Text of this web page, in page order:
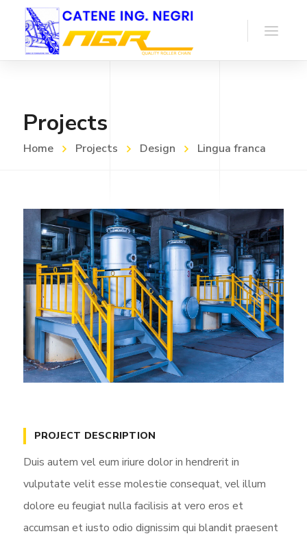
Projects
Home Projects Design Lingua franca
PROJECT DESCRIPTION
Duis autem vel eum iriure dolor in hendrerit in
vulputate velit esse molestie consequat, vel illum
dolore eu feugiat nulla facilisis at vero eros et
accumsan et iusto odio dignissim qui blandit praesent